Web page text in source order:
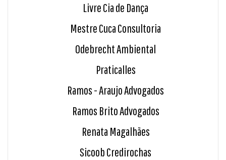
Livre Cia de Dança
Mestre Cuca Consultoria
Odebrecht Ambiental
Praticalles
Ramos - Araujo Advogados
Ramos Brito Advogados
Renata Magalhães
Sicoob Credirochas